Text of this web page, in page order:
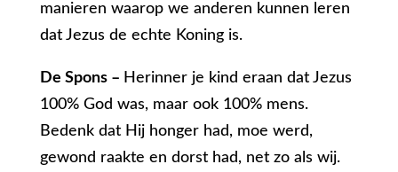
manieren waarop we anderen kunnen leren
dat Jezus de echte Koning is.
De Spons – Herinner je kind eraan dat Jezus
100% God was, maar ook 100% mens.
Bedenk dat Hij honger had, moe werd,
gewond raakte en dorst had, net zo als wij.